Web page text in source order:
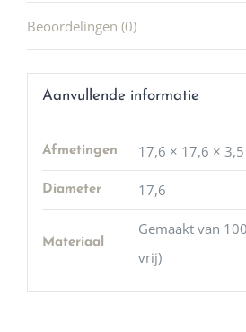
Beoordelingen (0)
Aanvullende informatie
Afmetingen 17,6 × 17,6 ×
Diameter 17,6
Materiaal
Gemaakt van
vrij)